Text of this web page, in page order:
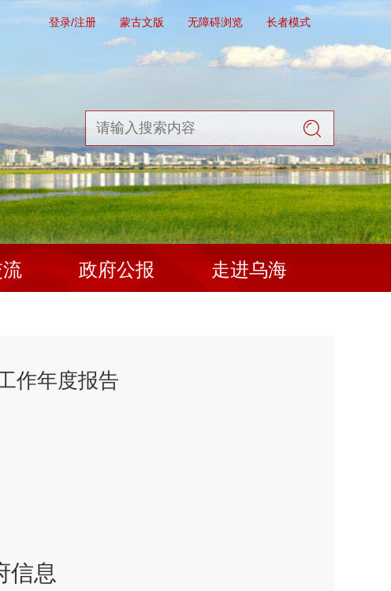
登录/注册 蒙古文版 无障碍浏览 长者模式
政府公报 走进乌海
作年度报告
信息